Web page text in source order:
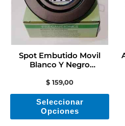
Spot Embutido Movil
Blanco Y Negro
$ 159,00
Seleccionar
Opciones